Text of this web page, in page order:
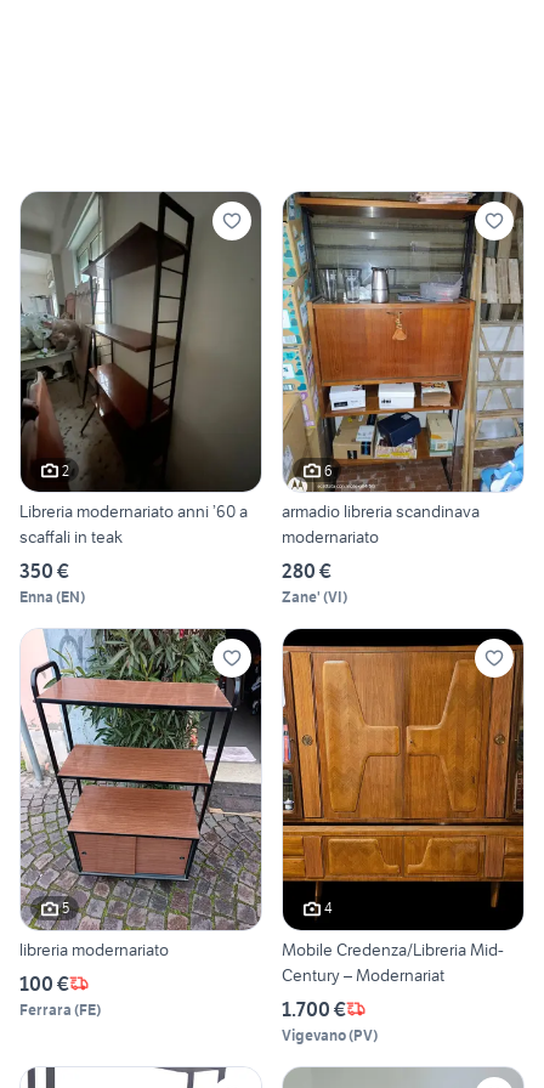
2
Libreria modernariato anni ’60 a
scaffali in teak
350 €
Enna (EN)
6
armadio libreria scandinava
modernariato
280 €
Zane' (VI)
5
libreria modernariato
100 €
Ferrara (FE)
4
Mobile Credenza/Libreria Mid-
Century – Modernariat
1.700 €
Vigevano(PV)